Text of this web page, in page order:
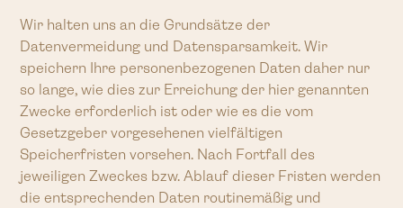
Wir halten uns an die Grundsätze der
Datenvermeidung und Datensparsamkeit. Wir
speichern Ihre personenbezogenen Daten daher nur
so lange, wie dies zur Erreichung der hier genannten
Zwecke erforderlich ist oder wie es die vom
Gesetzgeber vorgesehenen vielfältigen
Speicherfristen vorsehen. Nach Fortfall des
jeweiligen Zweckes bzw. Ablauf dieser Fristen werden
die entsprechenden Daten routinemäßig und